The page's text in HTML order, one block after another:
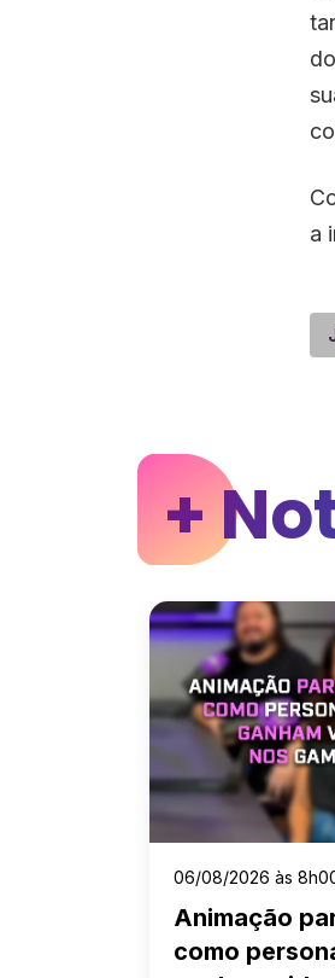
a
+
06/08/2026 às 8h00
Animação para jogos:
como personagens